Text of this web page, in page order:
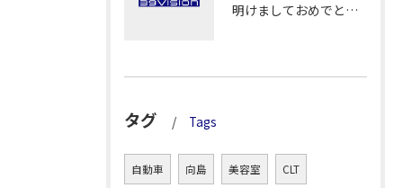
明けましておめでとうございます！
タグ Tags
自動車 向島 美容室 CLT